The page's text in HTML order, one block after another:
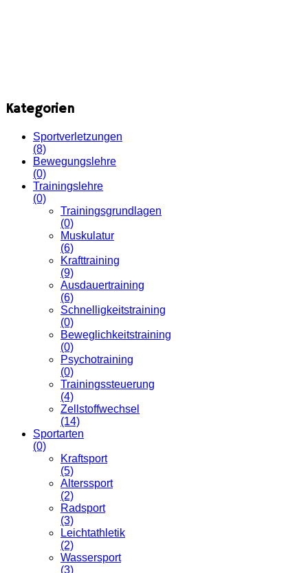
Kategorien
Sportverletzungen
(8)
Bewegungslehre
(0)
Trainingslehre
(0)
Trainingsgrundlagen
(0)
Muskulatur
(6)
Krafttraining
(9)
Ausdauertraining
(6)
Schnelligkeitstraining
(0)
Beweglichkeitstraining
(0)
Psychotraining
(0)
Trainingssteuerung
(4)
Zellstoffwechsel
(14)
Sportarten
(0)
Kraftsport
(5)
Alterssport
(2)
Radsport
(3)
Leichtathletik
(2)
Wassersport
(3)